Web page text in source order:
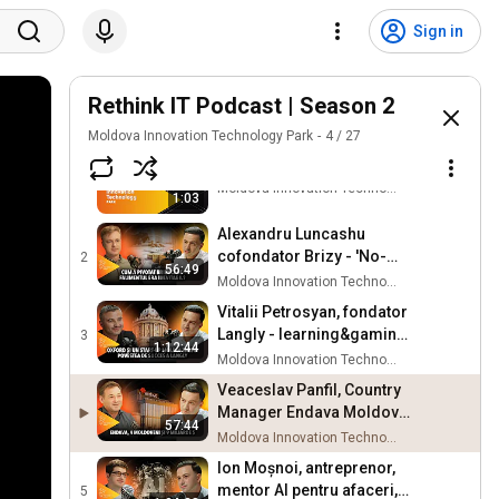
Sign in
Rethink IT Podcast | Season 2
Moldova Innovation Technology Park 4 / 27
1:03
Moldova Innovation Technology Park
2
56:49
Alexandru Luncashu
cofondator Brizy - 'No-
code' website builder
Moldova Innovation Technology Park
3
1:12:44
Vitalii Petrosyan, fondator
Langly - learning&gaming,
investiții, piața din SUA,
MITP
Moldova Innovation Technology Park
57:44
Veaceslav Panfil, Country
Manager Endava Moldova
- bursa din New York, 9 mld
$, oamenii
Moldova Innovation Technology Park
5
Ion Moșnoi, antreprenor,
mentor AI pentru afaceri,